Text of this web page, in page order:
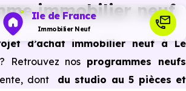
Ile de France
Immobilier Neuf
neufs
immobilier neuf
d’achat immobilier neuf à Le
Retrouvez nos programmes neufs
dont
du studio au 5 pièces et